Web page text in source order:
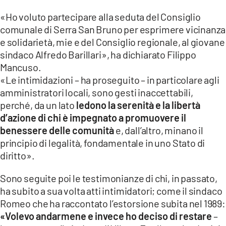
«Ho voluto partecipare alla seduta del Consiglio
comunale di Serra San Bruno per esprimere vicinanza
e solidarietà, mie e del Consiglio regionale, al giovane
sindaco Alfredo Barillari», ha dichiarato Filippo
Mancuso.
«Le intimidazioni – ha proseguito – in particolare agli
amministratori locali, sono gesti inaccettabili,
perché, da un lato ledono la serenità e la libertà
d’azione di chi è impegnato a promuovere il
benessere delle comunitàe, dall’altro, minano il
principio di legalità, fondamentale in uno Stato di
diritto».
Sono seguite poi le testimonianze di chi, in passato,
ha subito a sua volta atti intimidatori; come il sindaco
Romeo che ha raccontato l’estorsione subita nel 1989:
«Volevo andarmene e invece ho deciso di restare–